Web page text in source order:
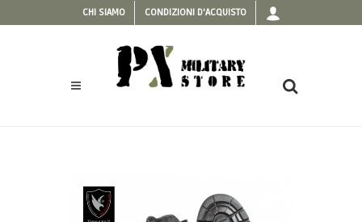
CHI SIAMO CONDIZIONI D'ACQUISTO